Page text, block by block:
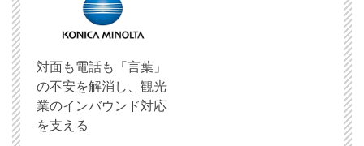
対面も電話も「言葉」
の不安を解消し、観光
業のインバウンド対応
を支える